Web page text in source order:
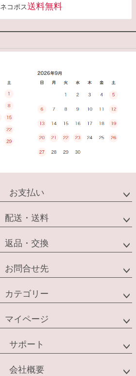
ネコポス送料無料
お支払い
配送・送料
返品・交換
お問合せ先
カテゴリー
マイページ
サポート
会社概要